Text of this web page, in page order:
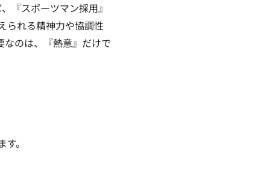
『スポーツマン採用』
られる精神力や協調性
なのは、『熱意』だけで
。